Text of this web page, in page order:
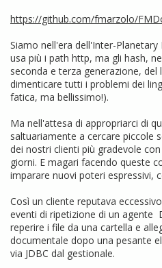
https://github.com/fmarzolo/
Siamo nell'era dell'Inter-Planetary
usa più i path http, ma gli hash,
seconda e terza generazione, del
dimenticare tutti i problemi dei
fatica, ma bellissimo!).
Ma nell'attesa di appropriarci di
saltuariamente a cercare piccole
dei nostri clienti più gradevole
giorni. E magari facendo queste
imparare nuovi poteri espressivi,
Così un cliente reputava
eventi di ripetizione di un agente
reperire i file da una cartella e
documentale dopo una pesante
via JDBC dal gestionale.